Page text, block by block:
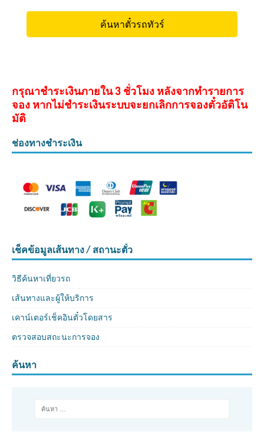
กรุณาชำระเงินภายใน 3 ชั่วโมง หลังจากทำรายการ
จอง หากไม่ชำระเงินระบบจะยกเลิกการจองตั๋วอัติโน
มัติ
ช่องทางชำระเงิน
เช็คข้อมูลเส้นทาง / สถานะตั๋ว
วิธีค้นหาเที่ยวรถ
เส้นทางและผู้ให้บริการ
เคาน์เตอร์เช็คอินตั๋วโดยสาร
ตรวจสอบสถะนะการจอง
ค้นหา